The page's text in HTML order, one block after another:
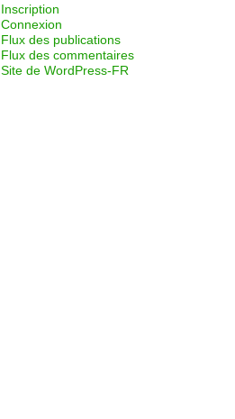
Inscription
Connexion
Flux des publications
Flux des commentaires
Site de WordPress-FR